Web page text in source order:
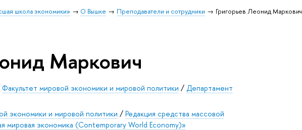
школа экономики» О Вышке Преподаватели и сотрудники Григорьев Леонид Маркович
Маркович
Факультет мировой экономики и мировой политики / Департамент
экономики и мировой политики /Редакция средства массовой
мировая экономика (Contemporary World Economy)»